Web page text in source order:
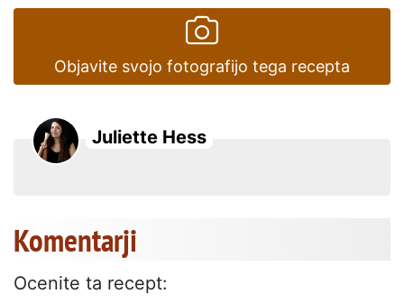
Objavite svojo fotografijo tega recepta
Juliette Hess
Komentarji
Ocenite ta recept: